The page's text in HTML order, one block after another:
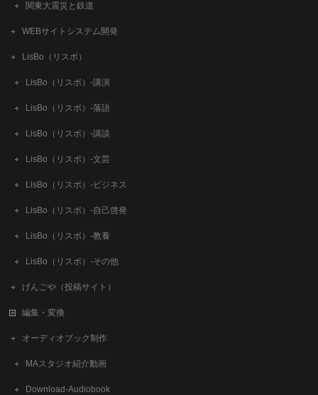
関東大震災と鉄道
WEBサイトシステム開発
LisBo（リスボ）
LisBo（リスボ）-講演
LisBo（リスボ）-落語
LisBo（リスボ）-講談
LisBo（リスボ）-文芸
LisBo（リスボ）-ビジネス
LisBo（リスボ）-自己啓発
LisBo（リスボ）-教養
LisBo（リスボ）-その他
げんごや（投稿サイト）
編集・変換
オーディオブック制作
MAスタジオ紹介動画
Download-Audiobook